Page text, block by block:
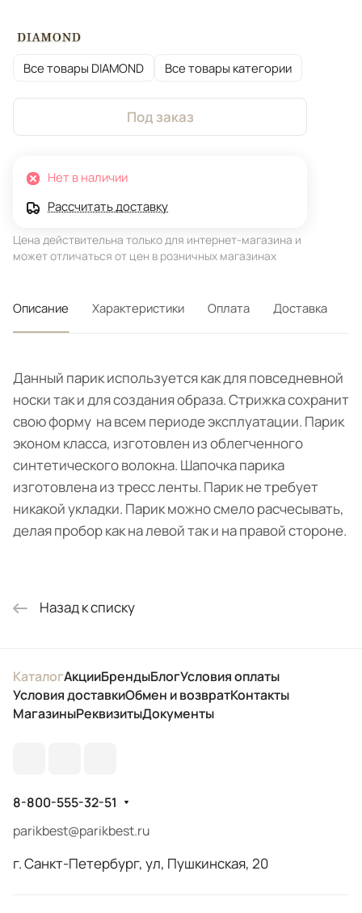
Все товары DIAMOND Все товары категории
Под заказ
Нет в наличии
Рассчитать доставку
Цена действительна только для интернет-магазина и
может отличаться от цен в розничных магазинах
Описание Характеристики Оплата Доставка
Данный парик используется как для повседневной
носки так и для создания образа. Стрижка сохранит
свою форму на всем периоде эксплуатации. Парик
эконом класса, изготовлен из облегченного
синтетического волокна. Шапочка парика
изготовлена из тресс ленты. Парик не требует
никакой укладки. Парик можно смело расчесывать,
делая пробор как на левой так и на правой стороне.
Назад к списку
КаталогАкцииБрендыБлогУсловия оплаты
Условия доставкиОбмен и возвратКонтакты
МагазиныРеквизитыДокументы
8-800-555-32-51
parikbest@parikbest.ru
г. Санкт-Петербург, ул, Пушкинская, 20